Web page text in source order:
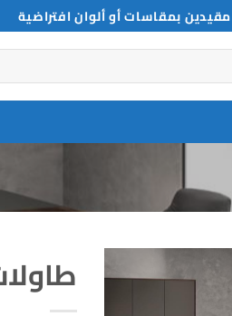
بمقاسات أو ألوان افتراضية